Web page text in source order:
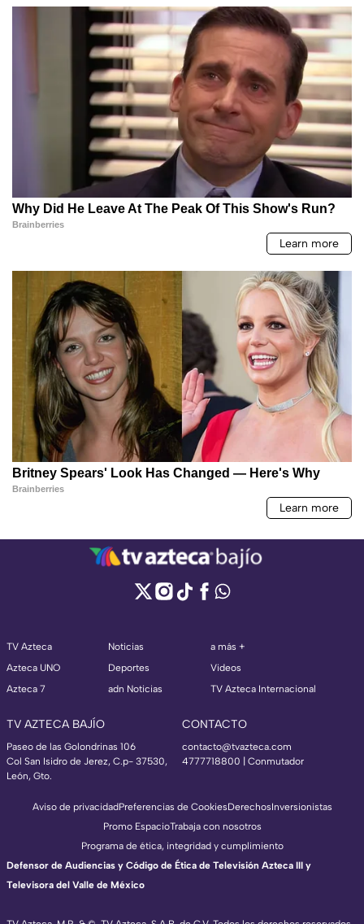
TV Azteca
Azteca UNO
Azteca 7
Noticias
Deportes
adn Noticias
a más +
Videos
TV Azteca Internacional
TV AZTECA BAJÍO
Paseo de las Golondrinas 106
Col San Isidro de Jerez, C.p- 37530,
León, Gto.
CONTACTO
contacto@tvazteca.com
4777718800 | Conmutador
Aviso de privacidadPreferencias de CookiesDerechosInversionistas
Promo EspacioTrabaja con nosotros
Programa de ética, integridad y cumplimiento
Defensor de Audiencias y Código de Ética de Televisión Azteca III y
Televisora del Valle de México